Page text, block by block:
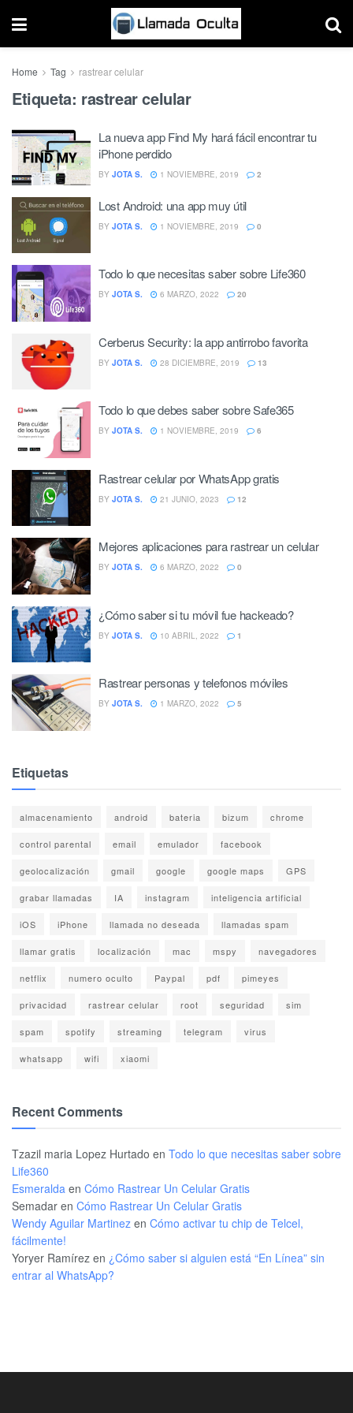
Home Tag rastrear celular
Etiqueta: rastrear celular
La nueva app Find My hará fácil encontrar tu
iPhone perdido
BY JOTA S. 1 NOVIEMBRE, 2019 2
Lost Android: una app muy útil
BY JOTA S. 1 NOVIEMBRE, 2019 0
Todo lo que necesitas saber sobre Life360
BY JOTA S. 6 MARZO, 2022 20
Cerberus Security: la app antirrobo favorita
BY JOTA S. 28 DICIEMBRE, 2019 13
Todo lo que debes saber sobre Safe365
BY JOTA S. 1 NOVIEMBRE, 2019 6
Rastrear celular por WhatsApp gratis
BY JOTA S. 21 JUNIO, 2023 12
Mejores aplicaciones para rastrear un celular
BY JOTA S. 6 MARZO, 2022 0
¿Cómo saber si tu móvil fue hackeado?
BY JOTA S. 10 ABRIL, 2022 1
Rastrear personas y telefonos móviles
BY JOTA S. 1 MARZO, 2022 5
Etiquetas
almacenamiento android bateria bizum chrome
control parental email emulador facebook
geolocalización gmail google google maps GPS
grabar llamadas IA instagram inteligencia artificial
iOS iPhone llamada no deseada llamadas spam
llamar gratis localización mac mspy navegadores
netflix numero oculto Paypal pdf pimeyes
privacidad rastrear celular root seguridad sim
spam spotify streaming telegram virus
whatsapp wifi xiaomi
Recent Comments
Tzazil maria Lopez Hurtado en Todo lo que necesitas saber sobre
Life360
Esmeralda en Cómo Rastrear Un Celular Gratis
Semadar en Cómo Rastrear Un Celular Gratis
Wendy Aguilar Martinez en Cómo activar tu chip de Telcel,
fácilmente!
Yoryer Ramírez en ¿Cómo saber si alguien está “En Línea” sin
entrar al WhatsApp?